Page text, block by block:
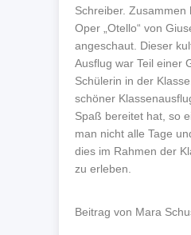
Schreiber. Zusammen
Oper „Otello“ von
angeschaut. Dieser
Ausflug war Teil einer
Schülerin in der
schöner
Spaß bereitet hat, so
man nicht alle Tage
dies im Rahmen der
zu erleben.
Beitrag von Mara